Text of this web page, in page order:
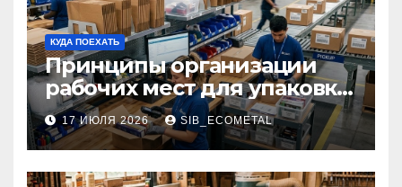
КУДА ПОЕХАТЬ
Принципы организации
рабочих мест для упаковки
и комплектации товаров
17 ИЮЛЯ 2026 SIB_ECOMETAL